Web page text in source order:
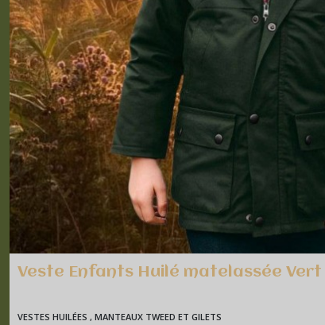
Veste Enfants Huilé matelassée Vert
VESTES HUILÉES , MANTEAUX TWEED ET GILETS